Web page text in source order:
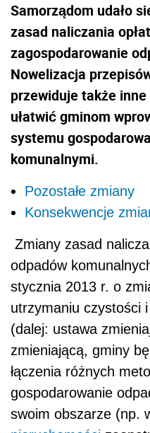
Samorządom udało
zasad naliczania
zagospodarowanie
Nowelizacja
przewiduje także
ułatwić gminom
systemu
komunalnymi.
Pozostałe zmiany
Konsekwencje
Zmiany zasad
odpadów
stycznia 2013 r. o
utrzymaniu czystości
(dalej: ustawa
zmieniającą, gminy
łączenia różnych
gospodarowanie
swoim obszarze (np.